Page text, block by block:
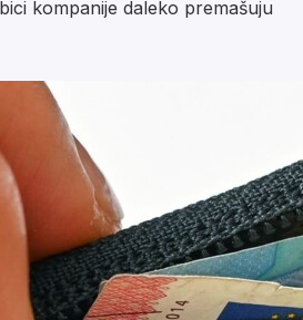
kompanije daleko premašuju